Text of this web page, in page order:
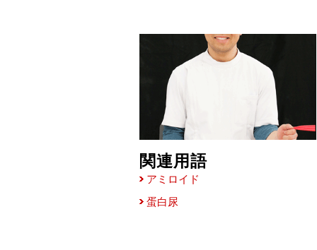
関連用語
アミロイド
蛋白尿